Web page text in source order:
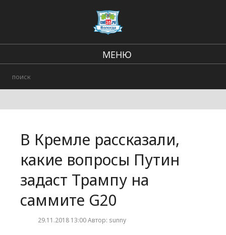
МЕНЮ
Городские события
В Кремле рассказали,
какие вопросы Путин
задаст Трампу на
саммите G20
29.11.2018 13:00 Автор: sunny